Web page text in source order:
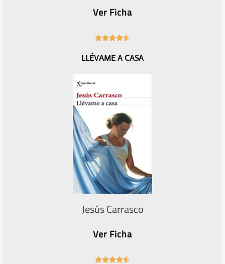
Ver Ficha

6
LLÉVAME A CASA
Jesús Carrasco
Ver Ficha
